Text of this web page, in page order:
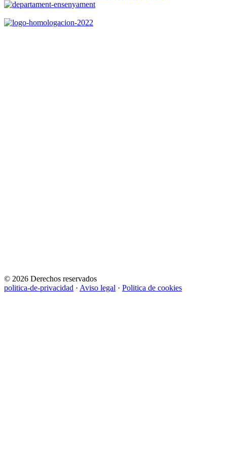
© 2026 Derechos reservados
politica-de-privacidad · Aviso legal · Politica de cookies